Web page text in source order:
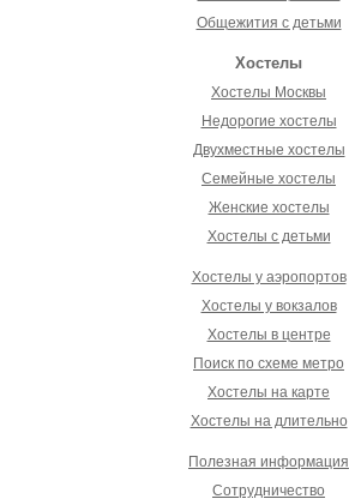
Общежития с детьми
Хостелы
Хостелы Москвы
Недорогие хостелы
Двухместные хостелы
Семейные хостелы
Женские хостелы
Хостелы с детьми
Хостелы у аэропортов
Хостелы у вокзалов
Хостелы в центре
Поиск по схеме метро
Хостелы на карте
Хостелы на длительно
Полезная информация
Сотрудничество